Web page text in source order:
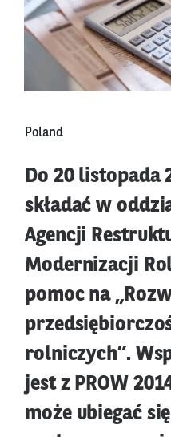
Poland
Do 20 listopada
składać w
Agencji
Modernizacji
pomoc na
rolniczych”.
jest z PROW
może ubiegać